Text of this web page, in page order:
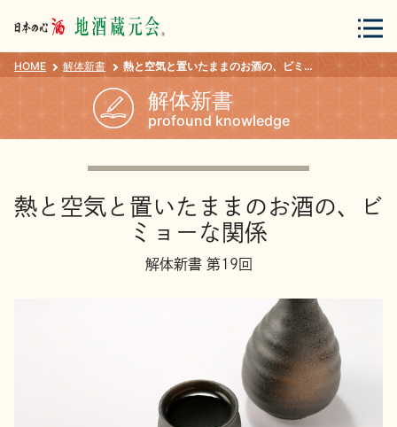
会員登録 ログイン
地酒カタログ
HOME 解体新書 熱と空気と置いたままのお酒の、ビミョーな関係
解体新書
profound knowledge
熱と空気と置いたままのお酒の、ビ
ミョーな関係
解体新書 第19回